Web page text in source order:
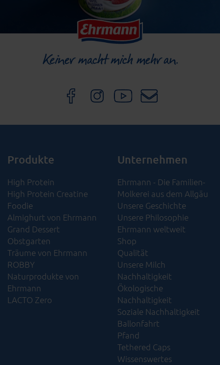
Produkte
High Protein
High Protein Creatine
Foodie
Almighurt von Ehrmann
Grand Dessert
Obstgarten
Träume von Ehrmann
ROBBY
Naturprodukte von
Ehrmann
LACTO Zero
Unternehmen
Ehrmann - Die Familien-
Molkerei aus dem Allgäu
Unsere Geschichte
Unsere Philosophie
Ehrmann weltweit
Shop
Qualität
Unsere Milch
Nachhaltigkeit
Ökologische
Nachhaltigkeit​
Soziale Nachhaltigkeit​
Ballonfahrt
Pfand
Tethered Caps
Wissenswertes